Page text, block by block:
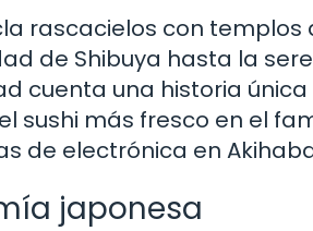
rascacielos con templos
de Shibuya hasta la
cuenta una historia
sushi más fresco en el
de electrónica en
japonesa